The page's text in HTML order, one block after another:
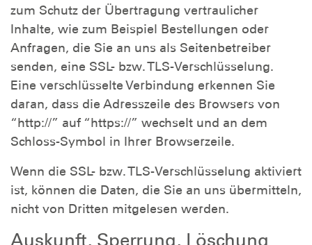
zum Schutz der Übertragung vertraulicher
Inhalte, wie zum Beispiel Bestellungen oder
Anfragen, die Sie an uns als Seitenbetreiber
senden, eine SSL- bzw. TLS-Verschlüsselung.
Eine verschlüsselte Verbindung erkennen Sie
daran, dass die Adresszeile des Browsers von
“http://” auf “https://” wechselt und an dem
Schloss-Symbol in Ihrer Browserzeile.
Wenn die SSL- bzw. TLS-Verschlüsselung aktiviert
ist, können die Daten, die Sie an uns übermitteln,
nicht von Dritten mitgelesen werden.
Auskunft, Sperrung, Löschung